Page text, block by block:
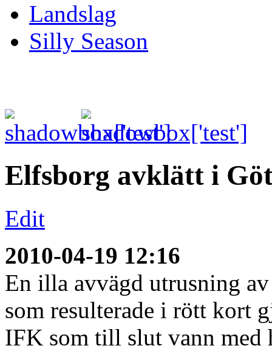
Landslag
Silly Season
Elfsborg avklätt i
Edit
2010-04-19 12:16
En illa avvägd utrusning
som resulterade i rött kort
IFK som till slut vann med